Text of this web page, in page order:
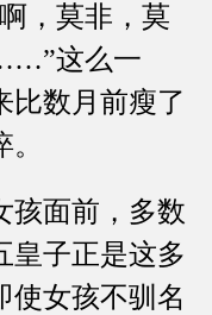
，莫非，莫
这么一
比数月前瘦了
面前，多数
皇子正是这多
使女孩不驯名